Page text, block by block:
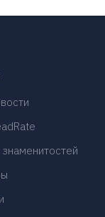
знаменитостей